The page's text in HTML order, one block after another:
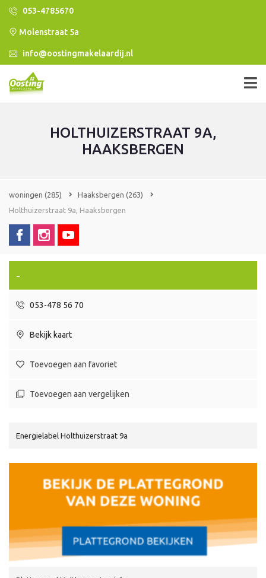
053-4785670
Molenstraat 5a
info@oostingmakelaardij.nl
HOLTHUIZERSTRAAT 9A,
HAAKSBERGEN
woningen (285) Haaksbergen (263)
Holthuizerstraat 9a, Haaksbergen
-
053-478 56 70
Bekijk kaart
Toevoegen aan favoriet
Toevoegen aan vergelijken
Energielabel Holthuizerstraat 9a